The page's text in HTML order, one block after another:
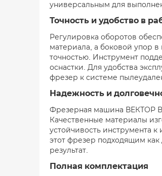
универсальным для
Точность и удобство в
Регулировка оборотов
материала, а боковой упор
точностью. Инструмент
оснастки. Для удобства
фрезер к системе
Надежность и
Фрезерная машина ВЕКТОР
Качественные материалы
устойчивость инструмента
этот фрезер подходящим
результат.
Полная комплектация